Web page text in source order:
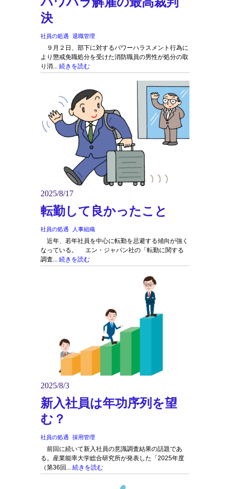
決
社員の処遇 退職管理
９月２日、部下に対するパワーハラスメント行為に
より懲戒免職処分を受けた消防職員の男性が処分の取
り消... 続きを読む
2025/8/17
転勤して良かったこと
社員の処遇 人事組織
近年、若年社員を中心に転勤を忌避する傾向が強く
なっている。 エン・ジャパン社の「転勤に関する
調査... 続きを読む
2025/8/3
新入社員は年功序列を望
む？
社員の処遇 採用管理
前回に続いて新入社員の意識調査結果の話題であ
る。産業能率大学総合研究所が発表した「2025年度
（第36回... 続きを読む